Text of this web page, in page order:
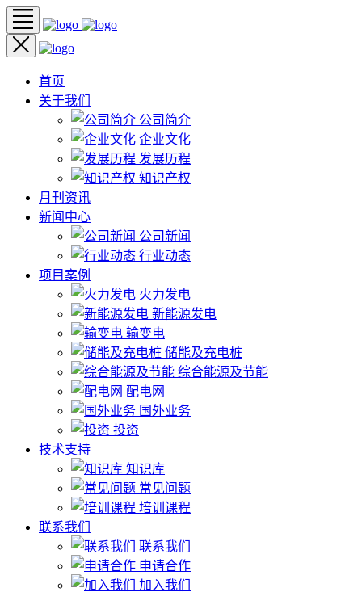
首页
关于我们
公司简介
企业文化
发展历程
知识产权
月刊资讯
新闻中心
公司新闻
行业动态
项目案例
火力发电
新能源发电
输变电
储能及充电桩
综合能源及节能
配电网
国外业务
投资
技术支持
知识库
常见问题
培训课程
联系我们
联系我们
申请合作
加入我们